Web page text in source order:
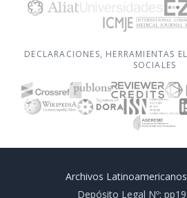
DECLARACIONES, HERRAMIENTAS
SOCIALES
Archivos
Depósito Legal Nº: